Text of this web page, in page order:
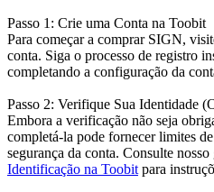
Passo 1: Crie uma Conta na Toobit
Para começar a comprar SIGN,
conta. Siga o processo de registro
completando a configuração da
Passo 2: Verifique Sua Identidade
Embora a verificação não seja
completá-la pode fornecer limites
segurança da conta. Consulte nosso
Identificação na Toobit para